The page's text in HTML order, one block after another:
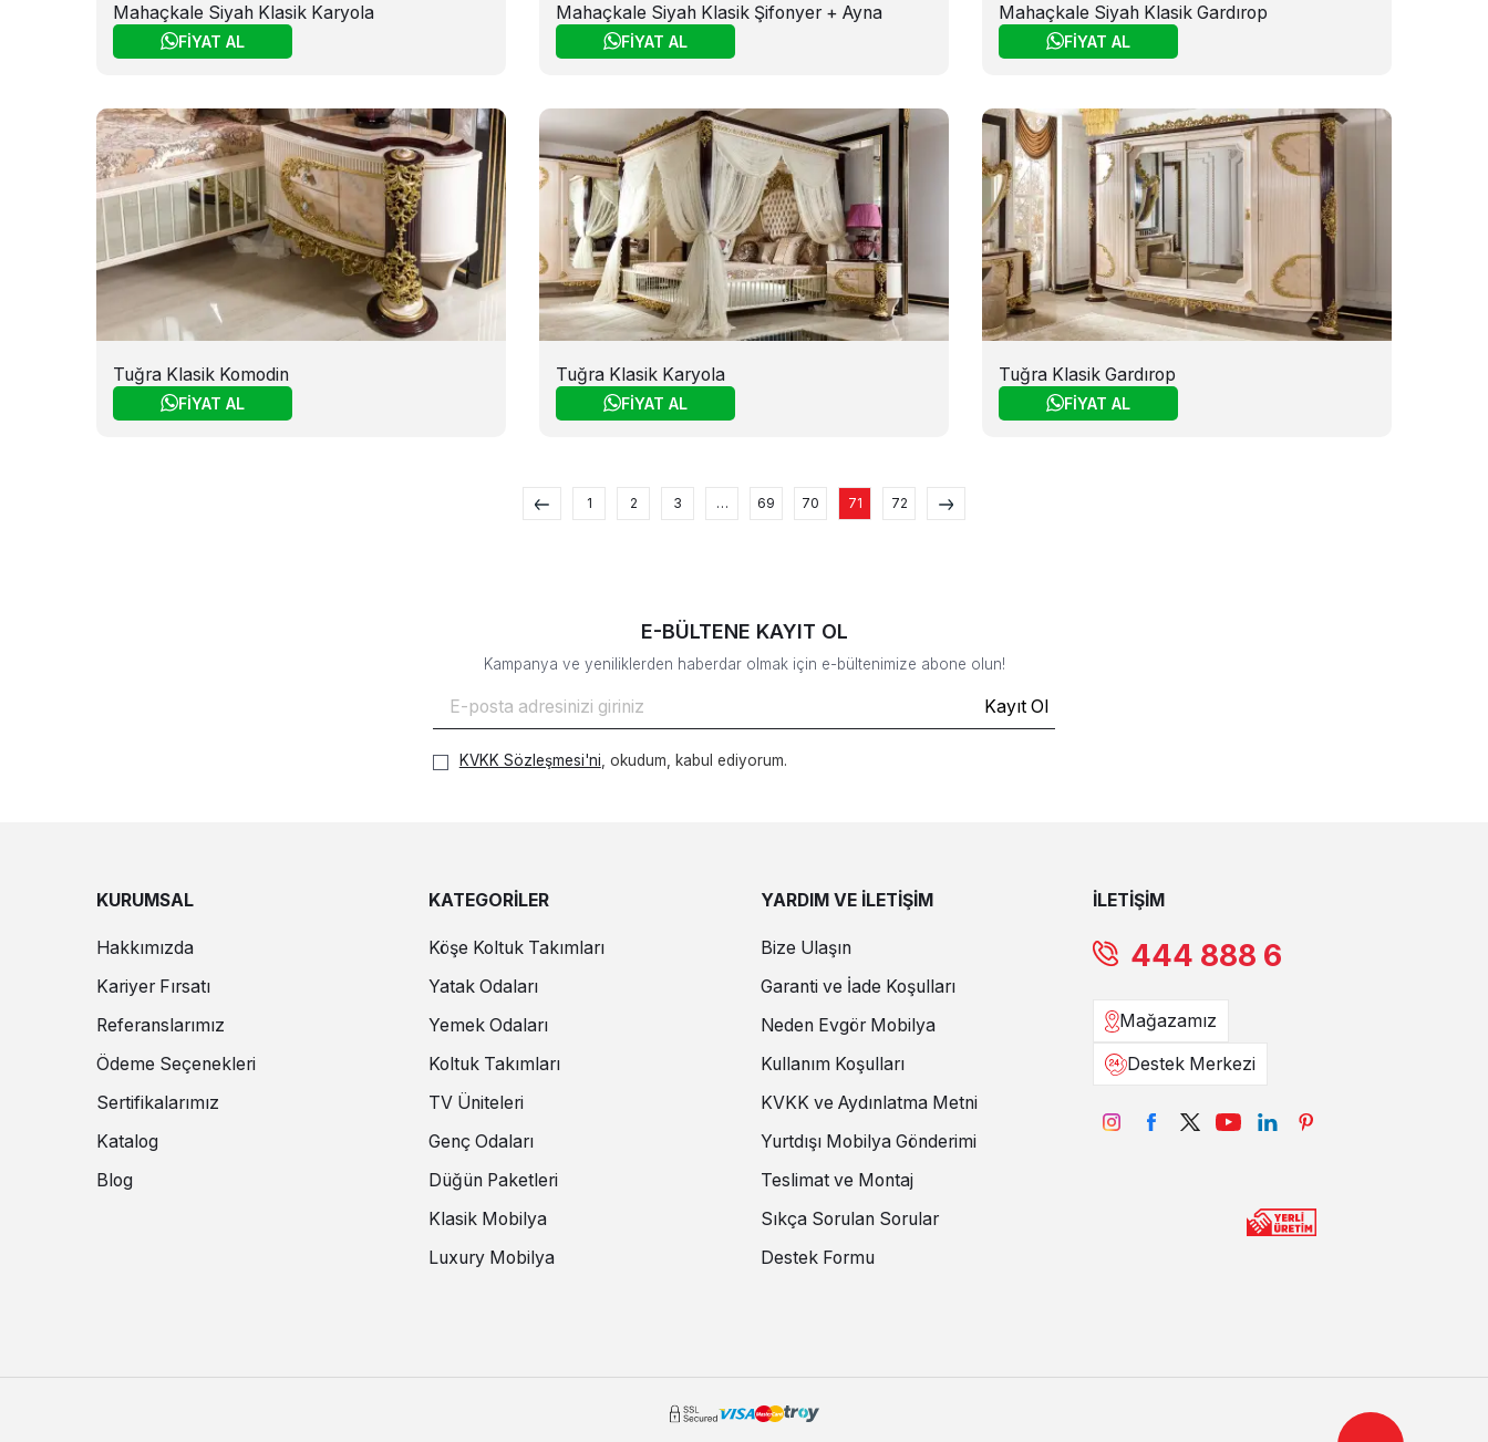
Mahaçkale Siyah Klasik Karyola
FİYAT AL
Mahaçkale Siyah Klasik Şifonyer + Ayna
FİYAT AL
Mahaçkale Siyah Klasik Gardırop
FİYAT AL
Tuğra Klasik Komodin
FİYAT AL
Tuğra Klasik Karyola
FİYAT AL
Tuğra Klasik Gardırop
FİYAT AL
1 2 3 … 69 70 71 72
E-BÜLTENE KAYIT OL
Kampanya ve yeniliklerden haberdar olmak için e-bültenimize abone olun!
Kayıt Ol
KVKK Sözleşmesi'ni, okudum, kabul ediyorum.
KURUMSAL
Hakkımızda
Kariyer Fırsatı
Referanslarımız
Ödeme Seçenekleri
Sertifikalarımız
Katalog
Blog
KATEGORİLER
Köşe Koltuk Takımları
Yatak Odaları
Yemek Odaları
Koltuk Takımları
TV Üniteleri
Genç Odaları
Düğün Paketleri
Klasik Mobilya
Luxury Mobilya
YARDIM VE İLETİŞİM
Bize Ulaşın
Garanti ve İade Koşulları
Neden Evgör Mobilya
Kullanım Koşulları
KVKK ve Aydınlatma Metni
Yurtdışı Mobilya Gönderimi
Teslimat ve Montaj
Sıkça Sorulan Sorular
Destek Formu
İLETİŞİM
444 888 6
Mağazamız
Destek Merkezi